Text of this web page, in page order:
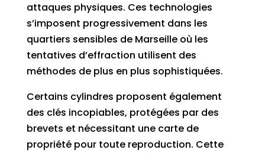
attaques physiques. Ces technologies
s’imposent progressivement dans les
quartiers sensibles de Marseille où les
tentatives d’effraction utilisent des
méthodes de plus en plus sophistiquées.
Certains cylindres proposent également
des clés incopiables, protégées par des
brevets et nécessitant une carte de
propriété pour toute reproduction. Cette